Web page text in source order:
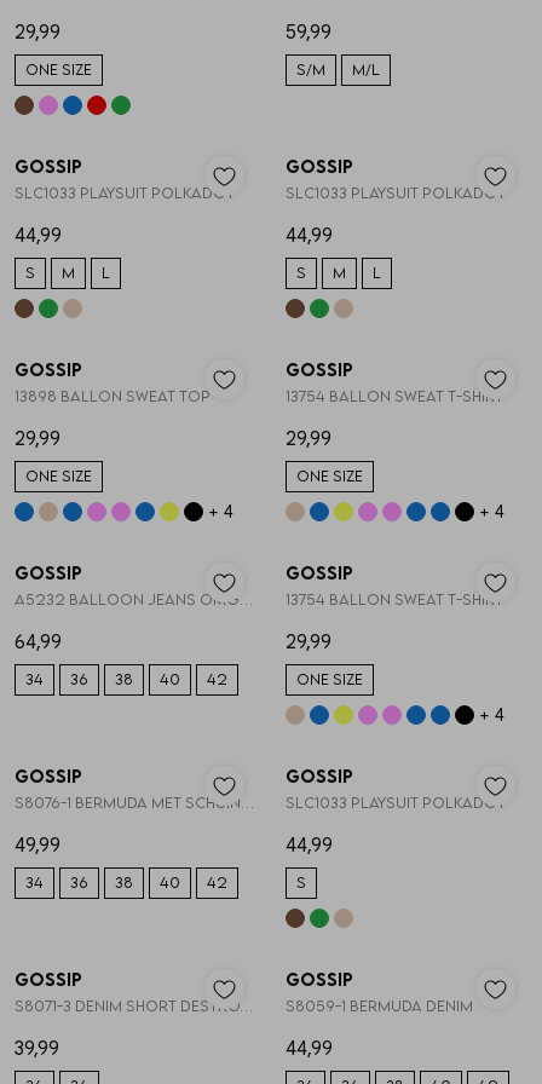
29,99
ONE SIZE
59,99
S/M M/L
1/2
Gossip
SLC1033 PLAYSUIT POLKADOT
44,99
S M L
1/2
Gossip
SLC1033 PLAYSUIT POLKADOT
44,99
S M L
1/2
Gossip
13898 BALLON SWEAT TOP
29,99
+ 4
ONE SIZE
1/2
Gossip
13754 BALLON SWEAT T-SHIRT
29,99
+ 4
ONE SIZE
1/2
Nieuw
Gossip
64,99
34 36 38 40 42
1/2
Nieuw
Gossip
13754 BALLON SWEAT T-SHIRT
29,99
+ 4
ONE SIZE
1/2
Gossip
49,99
34 36 38 40 42
1/2
Nieuw
Gossip
SLC1033 PLAYSUIT POLKADOT
44,99
S
1/2
Gossip
39,99
1/2
Gossip
S8059-1 BERMUDA DENIM
44,99